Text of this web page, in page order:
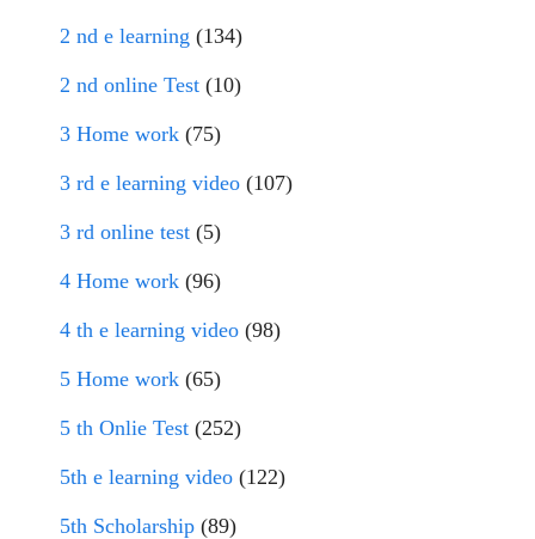
2 nd e learning (134)
2 nd online Test (10)
3 Home work (75)
3 rd e learning video (107)
3 rd online test (5)
4 Home work (96)
4 th e learning video (98)
5 Home work (65)
5 th Onlie Test (252)
5th e learning video (122)
5th Scholarship (89)